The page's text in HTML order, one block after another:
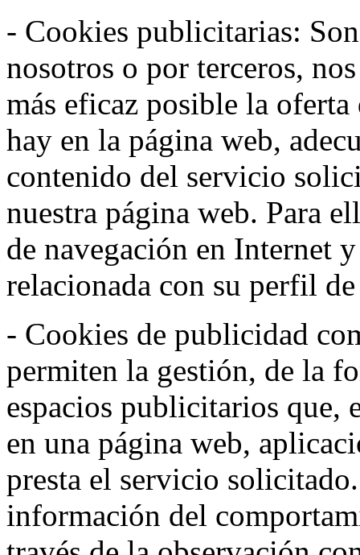
- Cookies publicitarias:
nosotros o por terceros,
más eficaz posible la
hay en la página web,
contenido del servicio
nuestra página web. Para
de navegación en Internet
relacionada con su perfil
- Cookies de publicidad
permiten la gestión, de la
espacios publicitarios que,
en una página web,
presta el servicio
información del